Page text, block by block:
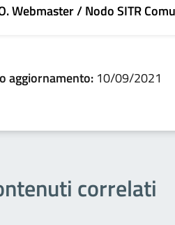
Webmaster / Nodo SITR
aggiornamento: 10/09/2021
correlati